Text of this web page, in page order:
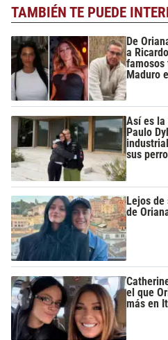
TAMBIÉN TE PUEDE
De
a
famosos
Maduro
Así es la
Paulo
sus
Lejos
de
el que
más en